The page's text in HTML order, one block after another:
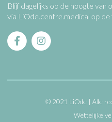
Blijf dagelijks op de hoogte van
via LiOde.centre.medical op
© 2021 LiOde
Alle
Wettelijke